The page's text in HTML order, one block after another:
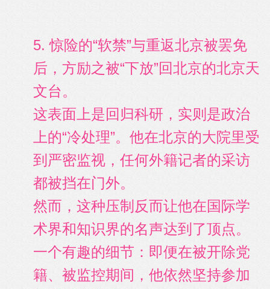
5. 惊险的“软禁”与重返北京被罢免
后，方励之被“下放”回北京的北京天
文台。
这表面上是回归科研，实则是政治
上的“冷处理”。他在北京的大院里受
到严密监视，任何外籍记者的采访
都被挡在门外。
然而，这种压制反而让他在国际学
术界和知识界的名声达到了顶点。
一个有趣的细节：即便在被开除党
籍、被监控期间，他依然坚持参加